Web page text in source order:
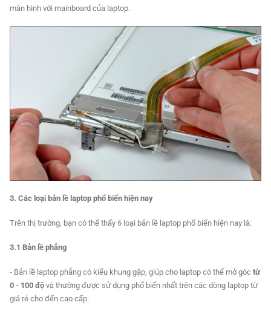
màn hình với mainboard của laptop.
3. Các loại bản lề laptop phổ biến hiện nay
Trên thị trường, bạn có thể thấy 6 loại bản lề laptop phổ biến hiện nay là:
3.1 Bản lề phẳng
- Bản lề laptop phẳng có kiểu khung gập, giúp cho laptop có thể mở góc từ
0 - 100 độ và thường được sử dụng phổ biến nhất trên các dòng laptop từ
giá rẻ cho đến cao cấp.